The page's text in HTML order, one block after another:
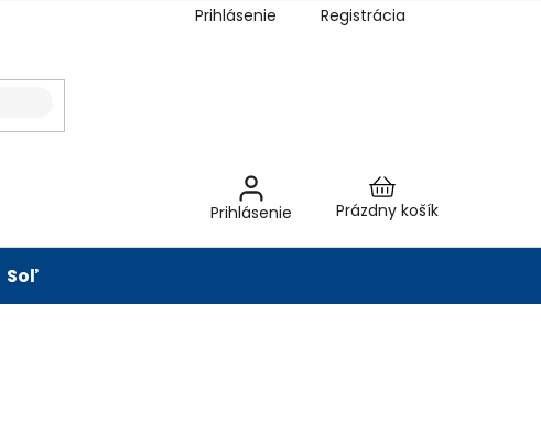
Prihlásenie Registrácia
Prihlásenie
Nákupný
Prázdny košík
Soľ